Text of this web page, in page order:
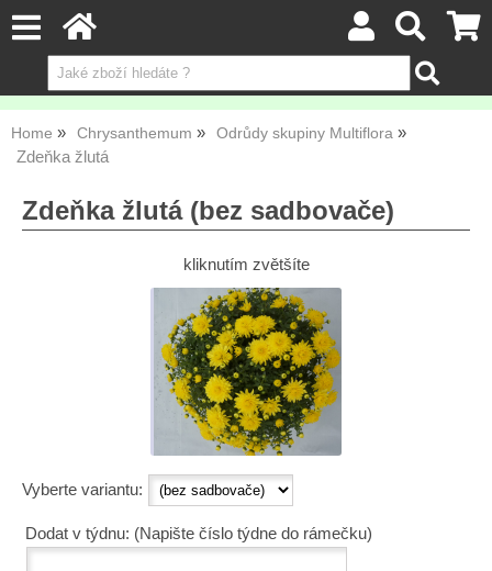
Home Chrysanthemum Odrůdy skupiny Multiflora
Zdeňka žlutá
Zdeňka žlutá (bez sadbovače)
kliknutím zvětšíte
Vyberte variantu:
Dodat v týdnu: (Napište číslo týdne do rámečku)